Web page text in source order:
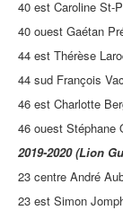
40 est Caroline St-
40 ouest Gaétan
44 est Thérèse
44 sud François
46 est Charlotte
46 ouest Stéphane
2019-2020 (Lion
23 centre André
23 est Simon